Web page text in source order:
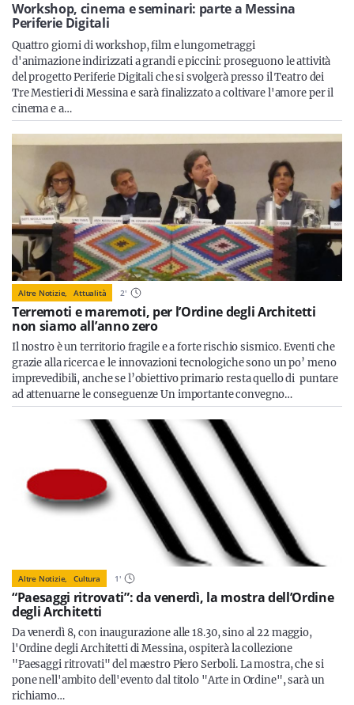
Servizi
Resta sempre aggiornato con le ultime news, iscriviti alla
nostra newsletter
Iscriviti
Workshop, cinema e seminari: parte a Messina
Periferie Digitali
Quattro giorni di workshop, film e lungometraggi
d'animazione indirizzati a grandi e piccini: proseguono le attività
del progetto Periferie Digitali che si svolgerà presso il Teatro dei
Tre Mestieri di Messina e sarà finalizzato a coltivare l'amore per il
cinema e a…
Altre Notizie, Attualità 2'
Terremoti e maremoti, per l’Ordine degli Architetti
non siamo all’anno zero
Il nostro è un territorio fragile e a forte rischio sismico. Eventi che
grazie alla ricerca e le innovazioni tecnologiche sono un po’ meno
imprevedibili, anche se l’obiettivo primario resta quello di puntare
ad attenuarne le conseguenze Un importante convegno…
Altre Notizie, Cultura 1'
“Paesaggi ritrovati”: da venerdì, la mostra dell’Ordine
degli Architetti
Da venerdì 8, con inaugurazione alle 18.30, sino al 22 maggio,
l'Ordine degli Architetti di Messina, ospiterà la collezione
"Paesaggi ritrovati" del maestro Piero Serboli. La mostra, che si
pone nell'ambito dell'evento dal titolo "Arte in Ordine", sarà un
richiamo…